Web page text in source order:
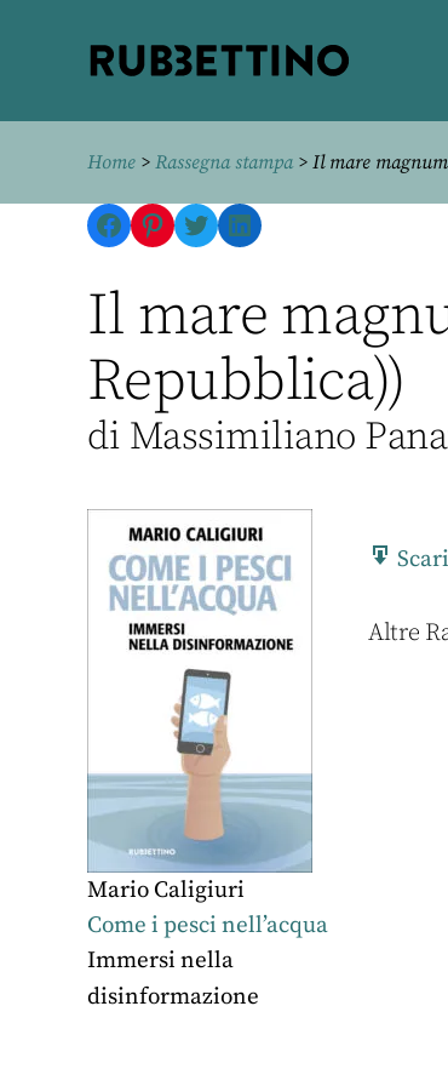
Home > Rassegna stampa> Il mare
Facebook
Pinterest
TwitterLinkedIn
Il mare
Repubblica))
di Massimiliano
Mario Caligiuri
Come i pesci nell’acqua
Immersi nella
disinformazione
Altre